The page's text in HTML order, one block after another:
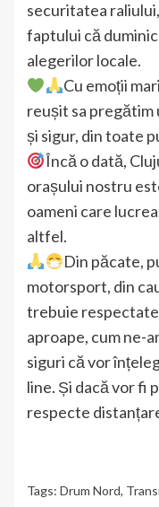
securitatea
faptului că
alegerilor locale.
Cu emoții
reușit sa pregătim
și sigur, din toate
Încă o dată,
orașului nostru
oameni care
altfel.
Din păcate,
motorsport, din
trebuie
aproape, cum ne-
siguri că vor
line. Și dacă vor fi
respecte
Tags: Drum Nord,